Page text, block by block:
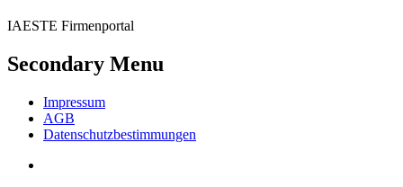
IAESTE Firmenportal
Secondary Menu
Impressum
AGB
Datenschutzbestimmungen